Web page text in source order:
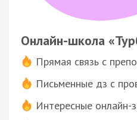
Онлайн-школа
Прямая связь с
Письменные дз с
Интересные онлайн-